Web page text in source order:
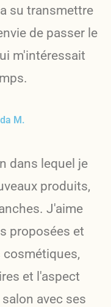
su transmettre
de passer le
m'intéressait
M.
dans lequel je
produits,
J'aime
proposées et
et l'aspect
avec ses